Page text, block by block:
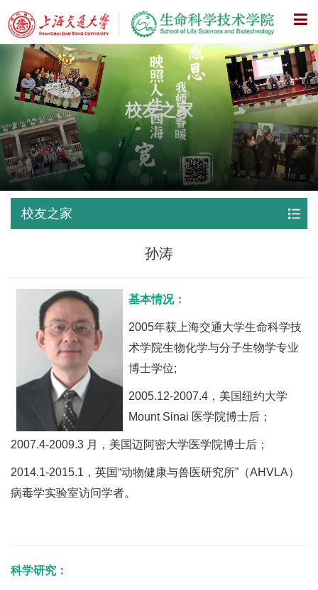
X
校友之家
校友之家
孙涛
基本情况：
2005年获上海交通大学生命科学技
术学院生物化学与分子生物学专业
博士学位;
2005.12-2007.4，美国纽约大学
Mount Sinai 医学院博士后；
2007.4-2009.3 月，美国迈阿密大学医学院博士后；
2014.1-2015.1，英国“动物健康与兽医研究所”（AHVLA）
病毒学实验室访问学者。
科学研究：